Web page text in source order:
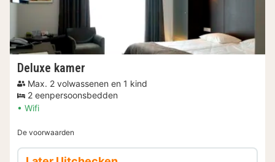
Deluxe kamer
Max. 2 volwassenen en 1 kind
2 eenpersoonsbedden
Wifi
De voorwaarden